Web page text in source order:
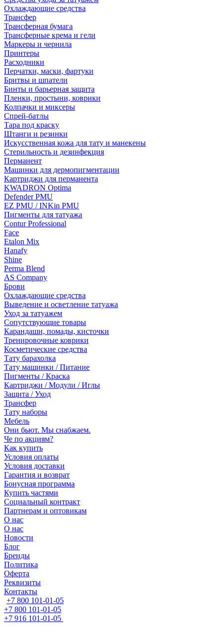
Охлаждающие средства
Трансфер
Трансферная бумага
Трансферные крема и гели
Маркеры и чернила
Принтеры
Расходники
Перчатки, маски, фартуки
Бритвы и шпатели
Бинты и барьерная защита
Пленки, простыни, коврики
Колпачки и миксеры
Спрей-батлы
Тара под краску
Штанги и резинки
Искусственная кожа для тату и манекены
Стерильность и дезинфекция
Перманент
Машинки для дермопигментации
Картриджи для перманента
KWADRON Optima
Defender PMU
EZ PMU / INKin PMU
Пигменты для татуажа
Contur Professional
Face
Etalon Mix
Hanafy
Shine
Perma Blend
AS Company
Брови
Охлаждающие средства
Выведение и осветление татуажа
Уход за татуажем
Сопутствующие товары
Карандаши, помады, кисточки
Тренировочные коврики
Косметические средства
Тату барахолка
Тату машинки / Питание
Пигменты / Краска
Картриджи / Модули / Иглы
Защита / Уход
Трансфер
Тату наборы
Мебель
Они бьют. Мы снабжаем.
Че по акциям?
Как купить
Условия оплаты
Условия доставки
Гарантия и возврат
Бонусная программа
Купить частями
Социальный контракт
Партнерам и оптовикам
О нас
О нас
Новости
Блог
Бренды
Политика
Оферта
Реквизиты
Контакты
+7 800 101-01-05
+7 800 101-01-05
+7 916 101-01-05